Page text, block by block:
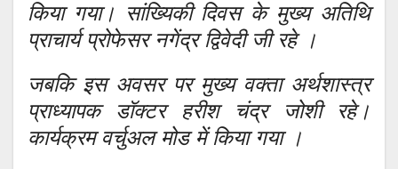
किया गया। सांख्यिकी दिवस के मुख्य अतिथि
प्राचार्य प्रोफेसर नगेंद्र द्विवेदी जी रहे ।
जबकि इस अवसर पर मुख्य वक्ता अर्थशास्त्र
प्राध्यापक डॉक्टर हरीश चंद्र जोशी रहे।
कार्यक्रम वर्चुअल मोड में किया गया ।